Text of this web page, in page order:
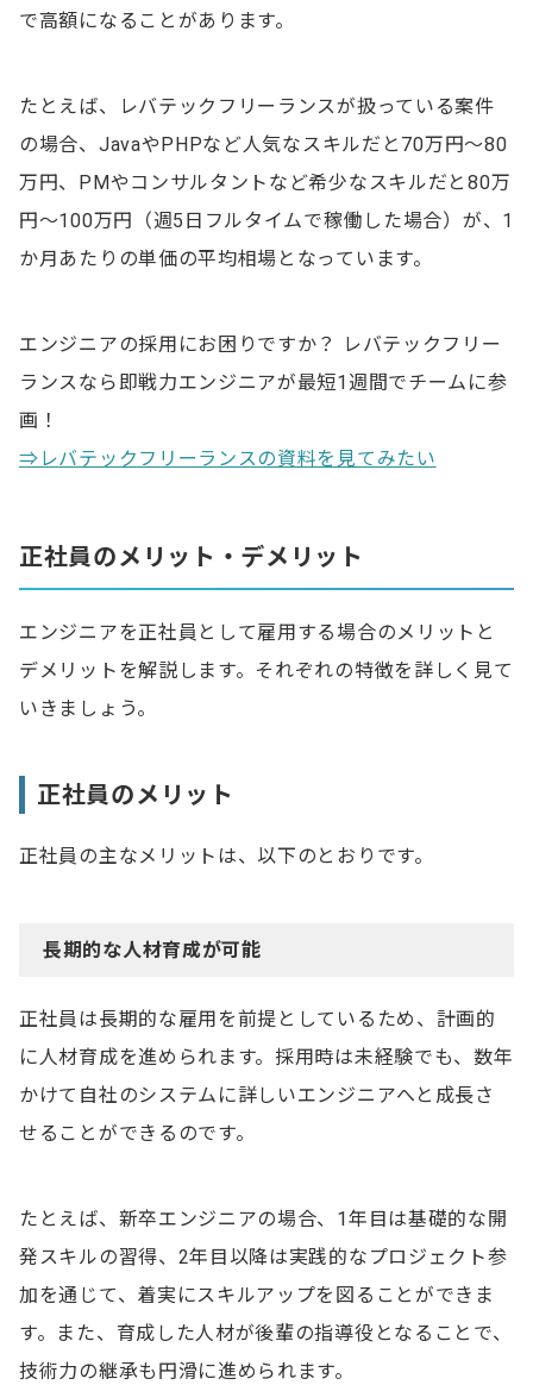
で高額になることがあります。
たとえば、レバテックフリーランスが扱っている案件
の場合、JavaやPHPなど人気なスキルだと70万円～80
万円、PMやコンサルタントなど希少なスキルだと80万
円～100万円（週5日フルタイムで稼働した場合）が、1
か月あたりの単価の平均相場となっています。
エンジニアの採用にお困りですか？ レバテックフリー
ランスなら即戦力エンジニアが最短1週間でチームに参
画！
⇒レバテックフリーランスの資料を見てみたい
正社員のメリット・デメリット
エンジニアを正社員として雇用する場合のメリットと
デメリットを解説します。それぞれの特徴を詳しく見て
いきましょう。
正社員のメリット
正社員の主なメリットは、以下のとおりです。
長期的な人材育成が可能
正社員は長期的な雇用を前提としているため、計画的
に人材育成を進められます。採用時は未経験でも、数年
かけて自社のシステムに詳しいエンジニアへと成長さ
せることができるのです。
たとえば、新卒エンジニアの場合、1年目は基礎的な開
発スキルの習得、2年目以降は実践的なプロジェクト参
加を通じて、着実にスキルアップを図ることができま
す。また、育成した人材が後輩の指導役となることで、
技術力の継承も円滑に進められます。